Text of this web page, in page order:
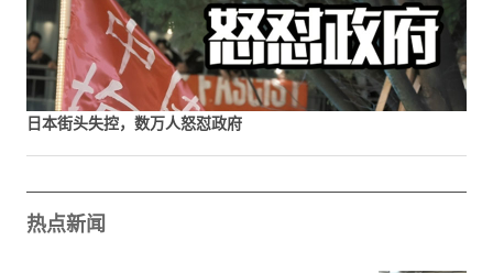
日本街头失控，数万人怒怼政府
热点新闻